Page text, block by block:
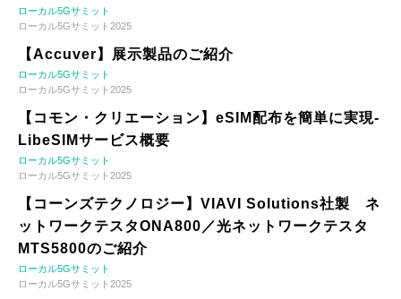
ローカル5Gサミット
ローカル5Gサミット2025
【Accuver】展示製品のご紹介
ローカル5Gサミット
ローカル5Gサミット2025
【コモン・クリエーション】eSIM配布を簡単に実現-
LibeSIMサービス概要
ローカル5Gサミット
ローカル5Gサミット2025
【コーンズテクノロジー】VIAVI Solutions社製 ネ
ットワークテスタONA800／光ネットワークテスタ
MTS5800のご紹介
ローカル5Gサミット
ローカル5Gサミット2025